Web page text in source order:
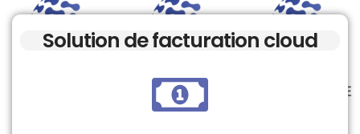
Solution de facturation cloud